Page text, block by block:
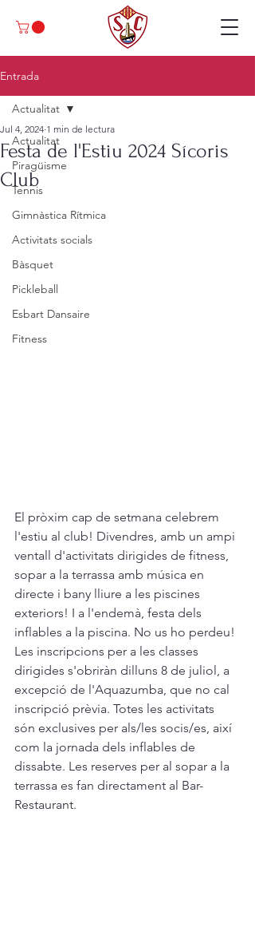
Entrada
Actualitat
Piragüisme
Tennis
Gimnàstica Rítmica
Activitats socials
Bàsquet
Pickleball
Esbart Dansaire
Fitness
Actualitat
Festa de l'Estiu 2024 Sícoris
Club
Jul 4, 2024 1 min de lectura
El pròxim cap de setmana celebrem
l'estiu al club! Divendres, amb un ampi
ventall d'activitats dirigides de fitness,
sopar a la terrassa amb música en
directe i bany lliure a les piscines
exteriors! I a l'endemà, festa dels
inflables a la piscina. No us ho perdeu!
Les inscripcions per a les classes
dirigides s'obriràn dilluns 8 de juliol, a
excepció de l'Aquazumba, que no cal
inscripció prèvia. Totes les activitats
són exclusives per als/les socis/es, així
com la jornada dels inflables de
dissabte. Les reserves per al sopar a la
terrassa es fan directament al Bar-
Restaurant.